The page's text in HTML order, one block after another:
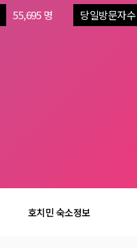
55,695 명 당일방문자수
호치민 숙소정보